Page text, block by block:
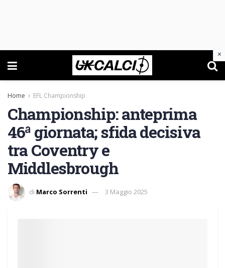
Home EFL Championship
Championship: anteprima
46ª giornata; sfida decisiva
tra Coventry e
Middlesbrough
di Marco Sorrenti 3 Maggio 2025
×